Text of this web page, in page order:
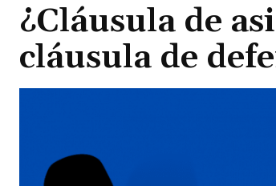
¿Cláusula de
cláusula de